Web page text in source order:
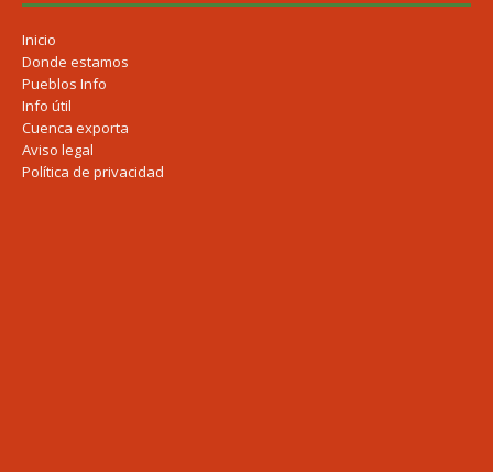
Inicio
Donde estamos
Pueblos Info
Info útil
Cuenca exporta
Aviso legal
Política de privacidad